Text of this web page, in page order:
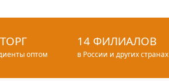
оптом
14 ФИЛИАЛОВ
в России и других странах